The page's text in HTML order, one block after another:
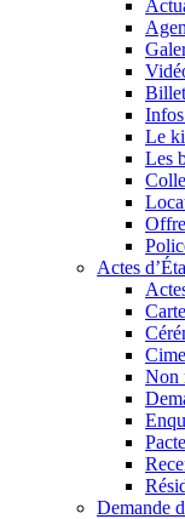
Le
Les
Actes
Non
Demande